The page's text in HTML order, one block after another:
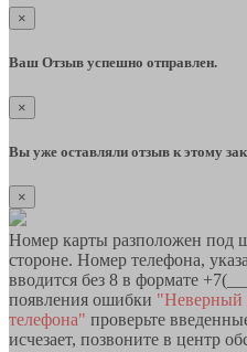
×
Ваш Отзыв успешно отправлен.
×
Вы уже оставляли отзыв к этому
×
Номер карты разположен под
стороне. Номер телефона,
вводится без 8 в формате
появления ошибки "Неверный
телефона" проверьте
исчезает, позвоните в центр